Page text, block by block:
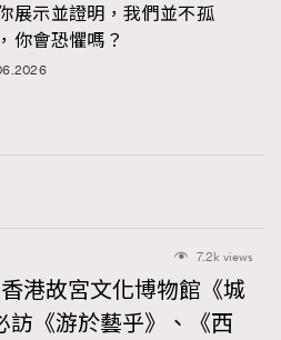
展示並證明，我們並不孤
你會恐懼嗎？
7.2k views
港故宮文化博物館《城
訪《游於藝乎》、《西